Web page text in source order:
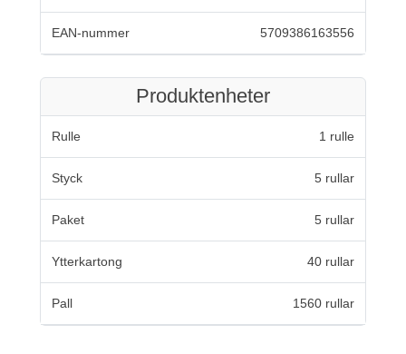
EAN-nummer 5709386163556
Produktenheter
Rulle 1 rulle
Styck 5 rullar
Paket 5 rullar
Ytterkartong 40 rullar
Pall 1560 rullar